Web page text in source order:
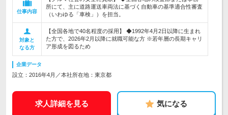
仕事内容
所にて、主に道路運送車両法に基づく自動車の基準適合性審査
（いわゆる「車検」）を担当。
対象と
なる方
【全国各地で40名程度の採用】 ◆1992年4月2日以降に生まれ
た方で、2026年2月以降に就職可能な方 ※若年層の長期キャリ
ア形成を図るため
企業データ
設立：2016年4月／本社所在地：東京都
求人詳細を見る 気になる